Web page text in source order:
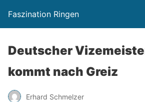
Faszination Ringen
Deutscher
kommt nach Greiz
Erhard Schmelzer